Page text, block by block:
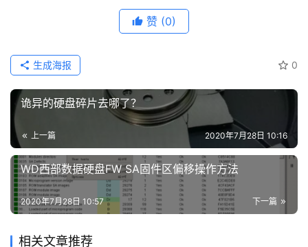
赞 (0)
0
生成海报
诡异的硬盘碎片去哪了？
上一篇 2020年7月28日 10:16
WD西部数据硬盘FW SA固件区偏移操作方法
下一篇
2020年7月28日 10:57
相关文章推荐